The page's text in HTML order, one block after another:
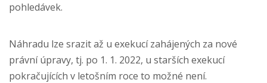
pohledávek.
Náhradu lze srazit až u exekucí zahájených za nové
právní úpravy, tj. po 1. 1. 2022, u starších exekucí
pokračujících v letošním roce to možné není.